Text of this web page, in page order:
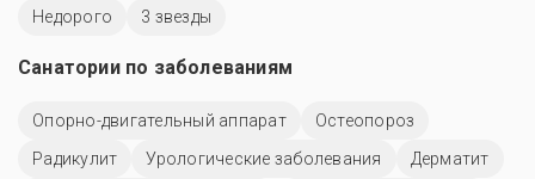
Недорого
3 звезды
Санатории по заболеваниям
Опорно-двигательный аппарат
Остеопороз
Радикулит
Урологические заболевания
Дерматит